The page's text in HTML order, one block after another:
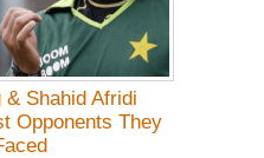
& Shahid Afridi
Opponents They